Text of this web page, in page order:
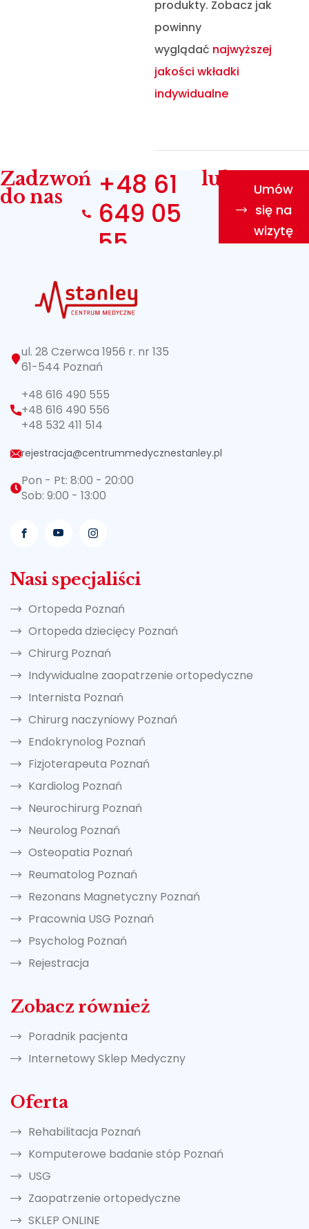
produkty. Zobacz jak
powinny
wyglądać najwyższej
jakości wkładki
indywidualne
Zadzwoń
do nas
+48 61
649 05
55
lub
Umów
się na
wizytę
ul. 28 Czerwca 1956 r. nr 135
61-544 Poznań
+48 616 490 555
+48 616 490 556
+48 532 411 514
rejestracja@centrummedycznestanley.pl
Pon - Pt: 8:00 - 20:00
Sob: 9:00 - 13:00
Nasi specjaliści
Ortopeda Poznań
Ortopeda dziecięcy Poznań
Chirurg Poznań
Indywidualne zaopatrzenie ortopedyczne
Internista Poznań
Chirurg naczyniowy Poznań
Endokrynolog Poznań
Fizjoterapeuta Poznań
Kardiolog Poznań
Neurochirurg Poznań
Neurolog Poznań
Osteopatia Poznań
Reumatolog Poznań
Rezonans Magnetyczny Poznań
Pracownia USG Poznań
Psycholog Poznań
Rejestracja
Zobacz również
Poradnik pacjenta
Internetowy Sklep Medyczny
Oferta
Rehabilitacja Poznań
Komputerowe badanie stóp Poznań
USG
Zaopatrzenie ortopedyczne
SKLEP ONLINE